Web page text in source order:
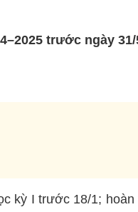
trước ngày 31/
kỳ I trước 18/1; hoàn